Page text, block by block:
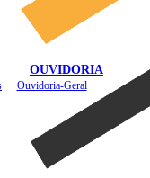
OUVIDORIA
Ouvidoria-Geral